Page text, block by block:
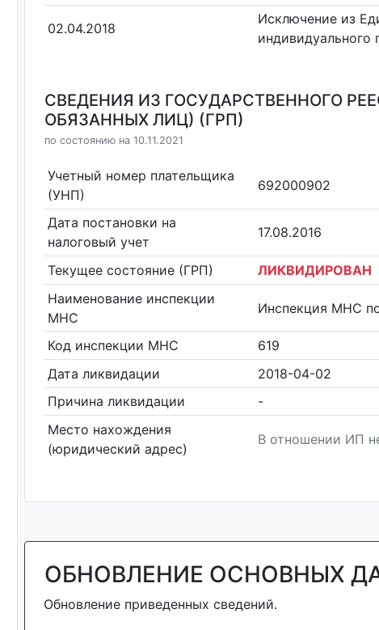
02.04.2018
Исключение из
индивидуального
СВЕДЕНИЯ ИЗ ГОСУДАРСТВЕННОГО
ОБЯЗАННЫХ ЛИЦ) (ГРП)
по состоянию на 10.11.2021
Учетный номер плательщика
(УНП)
692000902
Дата постановки на
налоговый учет
17.08.2016
Текущее состояние (ГРП)
ЛИКВИДИРОВАН
Наименование инспекции
МНС
Инспекция МНС
Код инспекции МНС
619
Дата ликвидации
2018-04-02
Причина ликвидации
-
Место нахождения
(юридический адрес)
В отношении ИП
ОБНОВЛЕНИЕ ОСНОВНЫХ
Обновление приведенных сведений.